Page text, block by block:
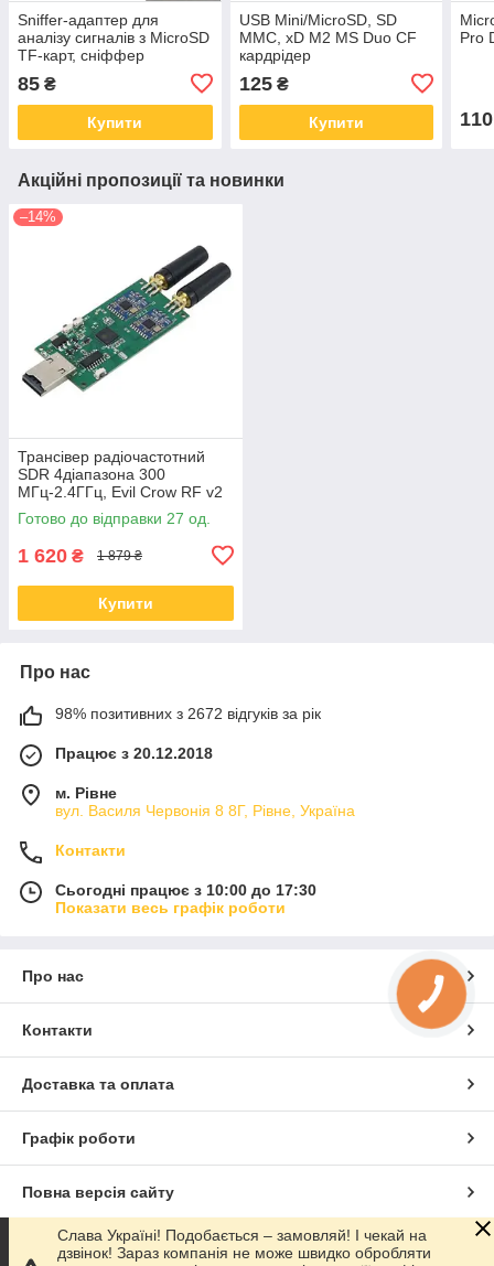
Sniffer-адаптер для
аналізу сигналів з MicroSD
TF-карт, сніффер
85 ₴
Купити
USB Mini/MicroSD, SD
MMC, xD M2 MS Duo CF
кардрідер
125₴
Купити
Pro
110
Акційні пропозиції та новинки
–14%
Трансівер радіочастотний
SDR 4діапазона 300
МГц-2.4ГГц, Evil Crow RF v2
Готово до відправки 27 од.
1 620 ₴ 1 879 ₴
Купити
Про нас
98% позитивних з 2672 відгуків за рік
Працює з 20.12.2018
м. Рівне
вул. Василя Червонія 8 8Г, Рівне, Україна
Контакти
Сьогодні працює з 10:00 до 17:30
Показати весь графік роботи
Про нас
Контакти
Доставка та оплата
Графік роботи
Повна версія сайту
Сайт створено на маркетплейсі Prom.ua
Слава Україні! Подобається – замовляй! І чекай на
дзвінок! Зараз компанія не може швидко обробляти
КНОПКА
ЗВ'ЯЗКУ